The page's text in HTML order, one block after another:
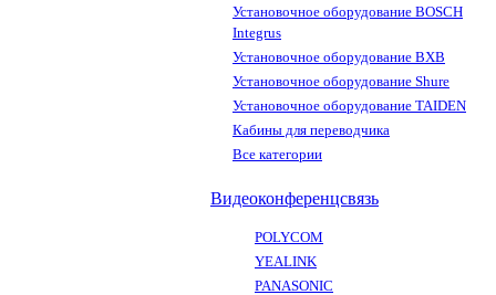
Установочное оборудование BOSCH
Integrus
Установочное оборудование BXB
Установочное оборудование Shure
Установочное оборудование TAIDEN
Кабины для переводчика
Все категории
Видеоконференцсвязь
POLYCOM
YEALINK
PANASONIC